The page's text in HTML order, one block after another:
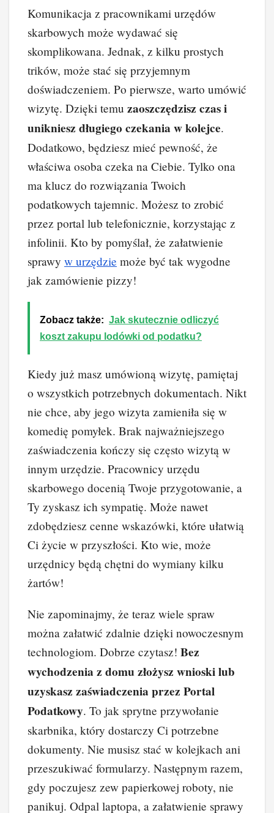
Komunikacja z pracownikami urzędów
skarbowych może wydawać się
skomplikowana. Jednak, z kilku prostych
trików, może stać się przyjemnym
doświadczeniem. Po pierwsze, warto umówić
wizytę. Dzięki temu zaoszczędzisz czas i
unikniesz długiego czekania w kolejce.
Dodatkowo, będziesz mieć pewność, że
właściwa osoba czeka na Ciebie. Tylko ona
ma klucz do rozwiązania Twoich
podatkowych tajemnic. Możesz to zrobić
przez portal lub telefonicznie, korzystając z
infolinii. Kto by pomyślał, że załatwienie
sprawy w urzędzie może być tak wygodne
jak zamówienie pizzy!
Zobacz także: Jak skutecznie odliczyć
koszt zakupu lodówki od podatku?
Kiedy już masz umówioną wizytę, pamiętaj
o wszystkich potrzebnych dokumentach. Nikt
nie chce, aby jego wizyta zamieniła się w
komedię pomyłek. Brak najważniejszego
zaświadczenia kończy się często wizytą w
innym urzędzie. Pracownicy urzędu
skarbowego docenią Twoje przygotowanie, a
Ty zyskasz ich sympatię. Może nawet
zdobędziesz cenne wskazówki, które ułatwią
Ci życie w przyszłości. Kto wie, może
urzędnicy będą chętni do wymiany kilku
żartów!
Nie zapominajmy, że teraz wiele spraw
można załatwić zdalnie dzięki nowoczesnym
technologiom. Dobrze czytasz! Bez
wychodzenia z domu złożysz wnioski lub
uzyskasz zaświadczenia przez Portal
Podatkowy. To jak sprytne przywołanie
skarbnika, który dostarczy Ci potrzebne
dokumenty. Nie musisz stać w kolejkach ani
przeszukiwać formularzy. Następnym razem,
gdy poczujesz zew papierkowej roboty, nie
panikuj. Odpal laptopa, a załatwienie sprawy